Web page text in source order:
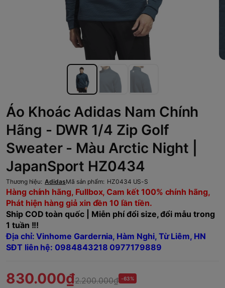
Áo Khoác Adidas Nam Chính
Hãng - DWR 1/4 Zip Golf
Sweater - Màu Arctic Night |
JapanSport HZ0434
Thương hiệu: AdidasMã sản phẩm: HZ0434 US-S
Hàng chính hãng, Fullbox, Cam kết 100% chính hãng,
Phát hiện hàng giả xin đền 10 lần tiền.
Ship COD toàn quốc | Miễn phí đổi size, đổi mẫu trong
1 tuần !!!
Địa chỉ: Vinhome Gardernia, Hàm Nghi, Từ Liêm, HN
SĐT liên hệ: 0984843218 0977179889
830.000₫2.200.000₫ -63%